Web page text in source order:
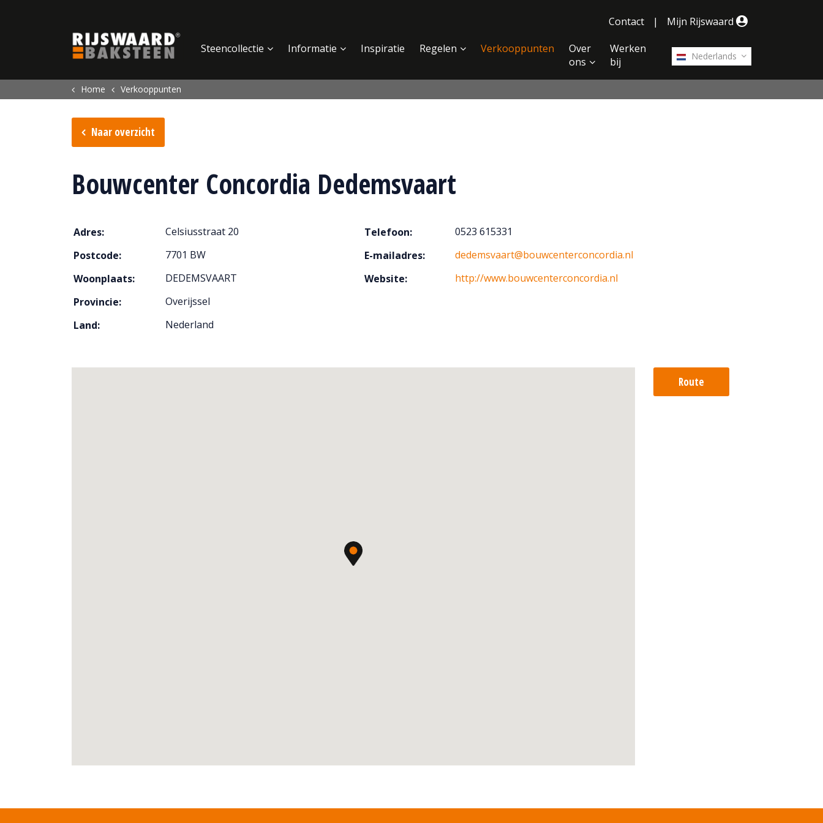
Contact
| Mijn Rijswaard
Nederlands
Steencollectie Informatie Inspiratie Regelen Verkooppunten
Over
ons
Werken
bij
Home Verkooppunten
Naar overzicht
Bouwcenter Concordia Dedemsvaart
Adres:
Celsiusstraat 20
Postcode:
7701 BW
Woonplaats:
DEDEMSVAART
Provincie:
Overijssel
Land:
Nederland
Telefoon:
0523 615331
E-mailadres:
dedemsvaart@bouwcenterconcordia.nl
Website:
http://www.bouwcenterconcordia.nl
Route